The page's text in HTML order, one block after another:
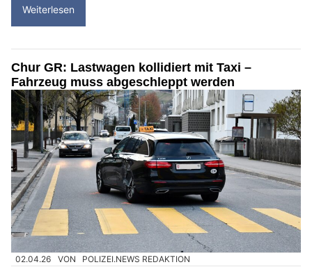
Weiterlesen
Chur GR: Lastwagen kollidiert mit Taxi –
Fahrzeug muss abgeschleppt werden
02.04.26 VON POLIZEI.NEWS REDAKTION